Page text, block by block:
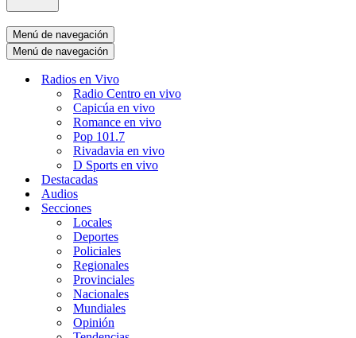
Menú de navegación
Menú de navegación
Radios en Vivo
Radio Centro en vivo
Capicúa en vivo
Romance en vivo
Pop 101.7
Rivadavia en vivo
D Sports en vivo
Destacadas
Audios
Secciones
Locales
Deportes
Policiales
Regionales
Provinciales
Nacionales
Mundiales
Opinión